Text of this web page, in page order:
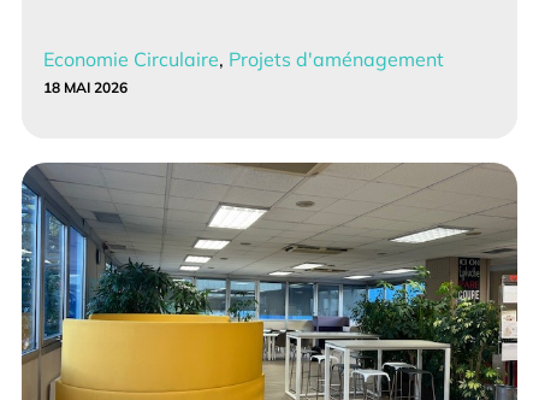
Economie Circulaire, Projets d'aménagement
18 MAI 2026